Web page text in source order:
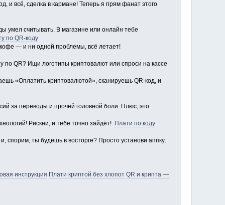
и всё, сделка в кармане! Теперь я прям фанат этого
умел считывать. В магазине или онлайн тебе
по QR-коду
— и ни одной проблемы, всё летает!
по QR? Ищи логотипы криптовалют или спроси на кассе
«Оплатить криптовалютой», сканируешь QR-код, и
за переводы и прочей головной боли. Плюс, это
Рискни, и тебе точно зайдёт! Плати по коду
спорим, ты будешь в восторге? Просто установи аппку,
инструкция Плати криптой без хлопот QR и крипта —